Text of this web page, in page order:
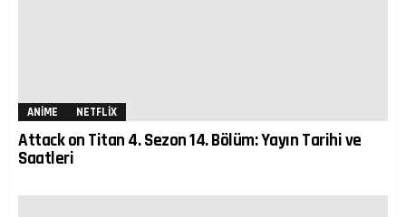
ANIME NETFLIX
Attack on Titan 4. Sezon 14. Bölüm: Yayın Tarihi ve
Saatleri